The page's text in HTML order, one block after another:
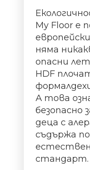
My Floor е
няма
опасни
HDF
А това
безопасно
деца с
съдържа
стандарт.